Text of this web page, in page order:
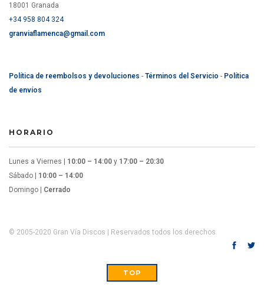
18001 Granada
+34 958 804 324
granviaflamenca@gmail.com
Política de reembolsos y devoluciones - Términos del Servicio - Política
de envíos
HORARIO
Lunes a Viernes | 10:00 – 14:00 y 17:00 – 20:30
Sábado | 10:00 – 14:00
Domingo | Cerrado
© 2005-2020 Gran Vía Discos | Reservados todos los derechos
TOP